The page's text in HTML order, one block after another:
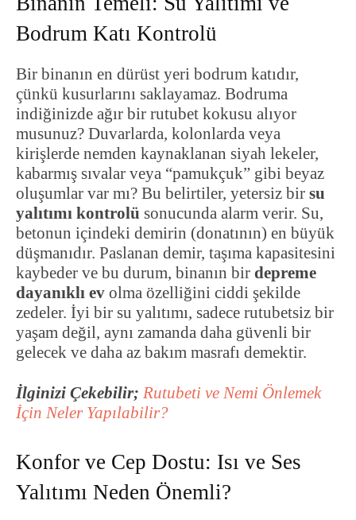
Bodrum Katı Kontrolü
Bir binanın en dürüst yeri bodrum katıdır,
çünkü kusurlarını saklayamaz. Bodruma
indiğinizde ağır bir rutubet kokusu alıyor
musunuz? Duvarlarda, kolonlarda veya
kirişlerde nemden kaynaklanan siyah lekeler,
kabarmış sıvalar veya “pamukçuk” gibi beyaz
oluşumlar var mı? Bu belirtiler, yetersiz bir su
yalıtımı kontrolü sonucunda alarm verir. Su,
betonun içindeki demirin (donatının) en büyük
düşmanıdır. Paslanan demir, taşıma kapasitesini
kaybeder ve bu durum, binanın bir depreme
dayanıklı ev olma özelliğini ciddi şekilde
zedeler. İyi bir su yalıtımı, sadece rutubetsiz bir
yaşam değil, aynı zamanda daha güvenli bir
gelecek ve daha az bakım masrafı demektir.
İlginizi Çekebilir; Rutubeti ve Nemi Önlemek
İçin Neler Yapılabilir?
Konfor ve Cep Dostu: Isı ve Ses
Yalıtımı Neden Önemli?